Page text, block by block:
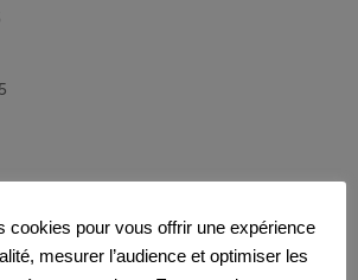
cookies pour vous offrir une expérience
mesurer l’audience et optimiser les